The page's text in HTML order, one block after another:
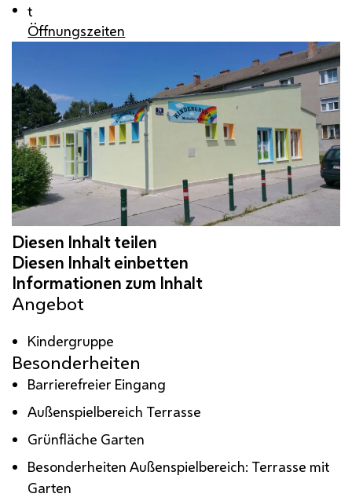
t
Öffnungszeiten
Angebot
Kindergruppe
Besonderheiten
Barrierefreier Eingang
Außenspielbereich Terrasse
Grünfläche Garten
Besonderheiten Außenspielbereich: Terrasse mit
Garten